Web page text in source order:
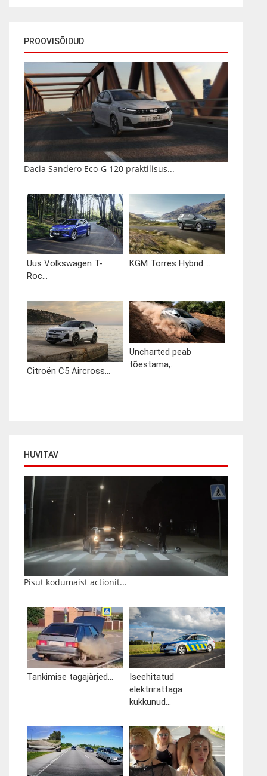
PROOVISÕIDUD
Dacia Sandero Eco-G 120 praktilisus...
Uus Volkswagen T-
Roc...
KGM Torres Hybrid:...
Citroën C5 Aircross...
Uncharted peab
tõestama,...
HUVITAV
Pisut kodumaist actionit...
Tankimise tagajärjed...
Iseehitatud
elektrirattaga
kukkunud...